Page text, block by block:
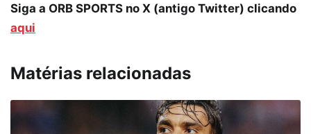
Siga a ORB SPORTS no X (antigo Twitter) clicando
aqui
Matérias relacionadas